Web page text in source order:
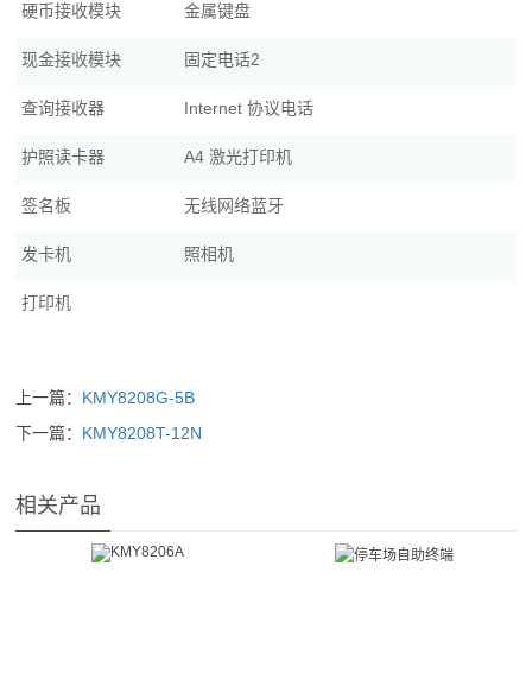
硬币接收模块 金属键盘
现金接收模块 固定电话2
查询接收器 Internet 协议电话
护照读卡器 A4 激光打印机
签名板 无线网络蓝牙
发卡机 照相机
打印机
上一篇： KMY8208G-5B
下一篇： KMY8208T-12N
相关产品